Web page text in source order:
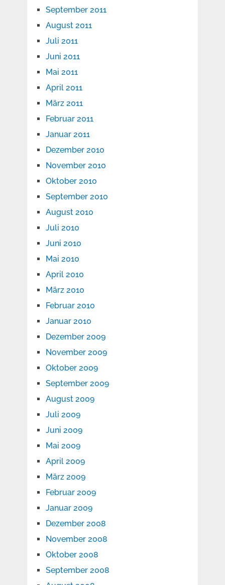
September 2011
August 2011
Juli 2011
Juni 2011
Mai 2011
April 2011
März 2011
Februar 2011
Januar 2011
Dezember 2010
November 2010
Oktober 2010
September 2010
August 2010
Juli 2010
Juni 2010
Mai 2010
April 2010
März 2010
Februar 2010
Januar 2010
Dezember 2009
November 2009
Oktober 2009
September 2009
August 2009
Juli 2009
Juni 2009
Mai 2009
April 2009
März 2009
Februar 2009
Januar 2009
Dezember 2008
November 2008
Oktober 2008
September 2008